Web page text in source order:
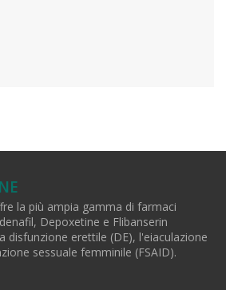
la più ampia gamma di farmaci
Depoxetine e Flibanserin
disfunzione erettile (DE), l'eiaculazione
sessuale femminile (FSAID).